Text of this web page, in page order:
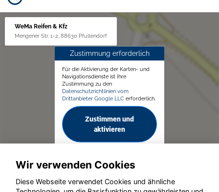
WeMa Reifen & Kfz
Mengener Str. 1-2, 88630 Pfullendorf
Zustimmung erforderlich
Für die Aktivierung der Karten- und
Navigationsdienste ist Ihre
Zustimmung zu den
Datenschutzrichtlinien vom
Drittanbieter Google LLC erforderlich.
Zustimmen und
aktivieren
Wir verwenden Cookies
Diese Webseite verwendet Cookies und ähnliche